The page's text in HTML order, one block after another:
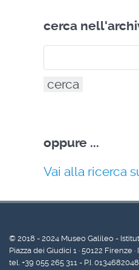
cerca
oppure ...
Vai alla ricerca
© 2018 - 2024 Museo Galileo -
Piazza dei Giudici 1 · 50122 Firenze ·
tel. +39 055 265 311 - P.I.